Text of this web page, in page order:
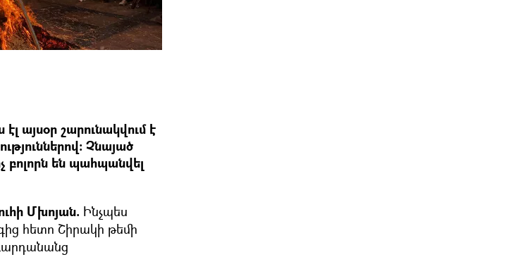
այսօր շարունակվում է
Չնայած
բոլորն են պահպանվել
Մխոյան. Ինչպես
հետո Շիրակի թեմի